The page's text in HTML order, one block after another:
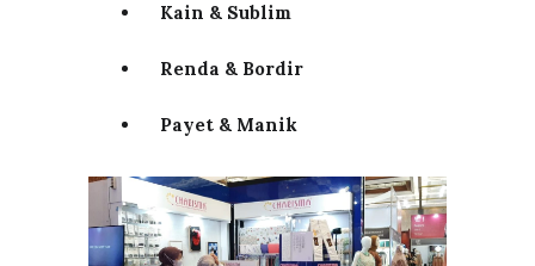
Kain & Sublim
Renda & Bordir
Payet & Manik